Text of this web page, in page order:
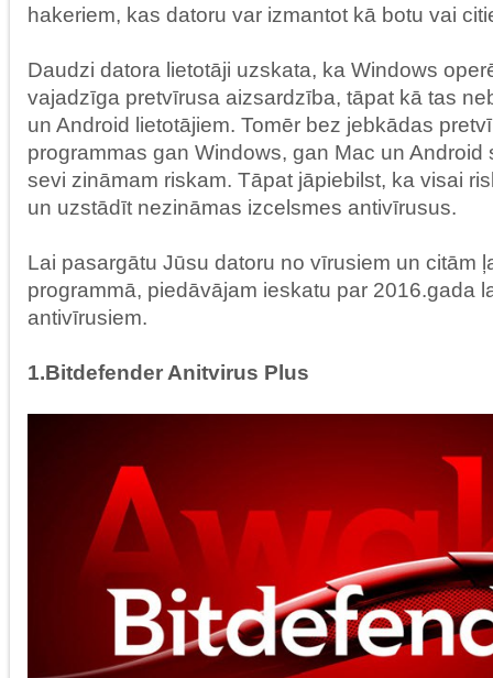
hakeriem, kas datoru var izmantot kā botu vai
Daudzi datora lietotāji uzskata, ka Windows
vajadzīga pretvīrusa aizsardzība, tāpat kā tas
un Android lietotājiem. Tomēr bez jebkādas
programmas gan Windows, gan Mac un Android
sevi zināmam riskam. Tāpat jāpiebilst, ka visai
un uzstādīt nezināmas izcelsmes antivīrusus.
Lai pasargātu Jūsu datoru no vīrusiem un citām
programmā, piedāvājam ieskatu par 2016.gada
antivīrusiem.
1.Bitdefender Anitvirus Plus